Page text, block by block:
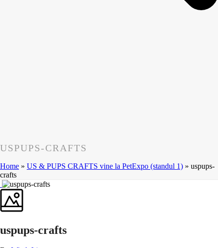
USPUPS-CRAFTS
Home » US & PUPS CRAFTS vine la PetExpo (standul 1) » uspups-
crafts
uspups-crafts